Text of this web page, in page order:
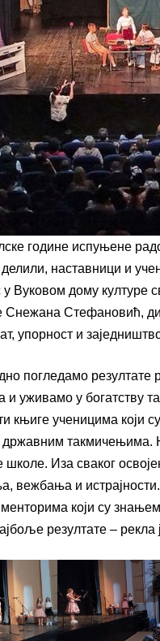
године испуњене
наставници и
Вуковом дому културе
Снежана Стефановић,
упорност и
погледамо
уживамо у богатству
књиге ученицима који
такмичењима.
школе. Иза сваког
вежбања и
који су
резултате –